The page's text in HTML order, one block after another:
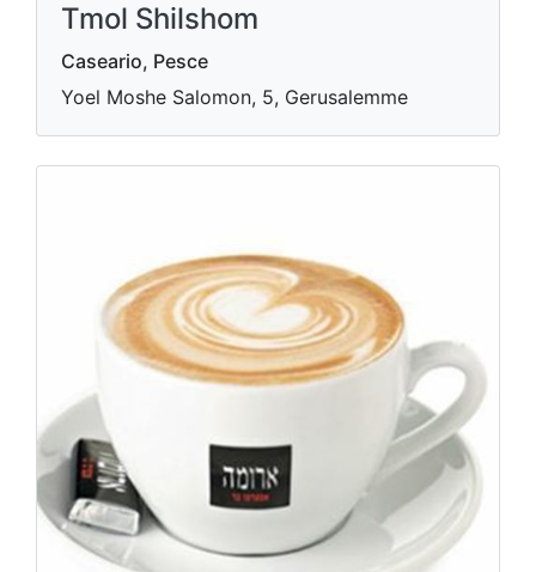
Tmol Shilshom
Caseario, Pesce
Yoel Moshe Salomon, 5, Gerusalemme